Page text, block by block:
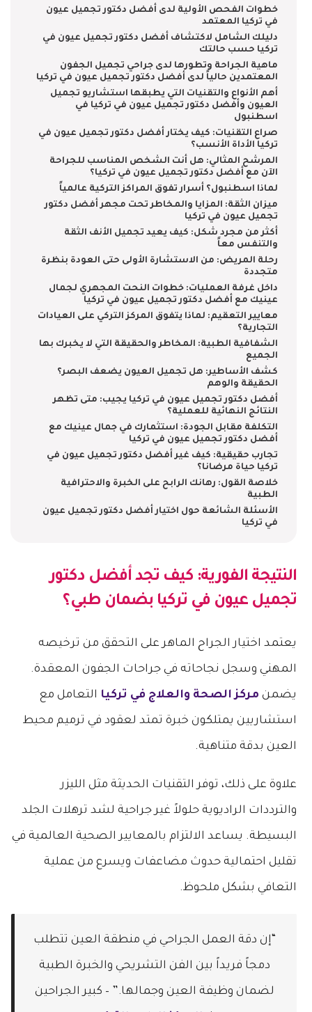
خطوات الفحص الأولية لدى أفضل دكتور تجميل عيون
في تركيا المعتمد
دليلك الشامل لاكتشاف أفضل دكتور تجميل عيون في
تركيا حسب حالتك
ماهية الجراحة وتطورها لدى جراحي تجميل الجفون
المعتمدين حالياً لدى أفضل دكتور تجميل عيون في تركيا
أهم الأنواع والتقنيات التي يطبقها استشاريو تجميل
العيون وأفضل دكتور تجميل عيون في تركيا في
اسطنبول
صراع التقنيات: كيف يختار أفضل دكتور تجميل عيون في
تركيا الأداة الأنسب؟
المرشح المثالي: هل أنت الشخص المناسب للجراحة
الآن مع أفضل دكتور تجميل عيون في تركيا؟
لماذا اسطنبول؟ أسرار تفوق المراكز التركية عالمياً
ميزان الثقة: المزايا والمخاطر تحت مجهر أفضل دكتور
تجميل عيون في تركيا
أكثر من مجرد شكل: كيف يعيد تجميل الأنف الثقة
والتنفس معاً
رحلة المريض: من الاستشارة الأولى حتى العودة بنظرة
متجددة
داخل غرفة العمليات: خطوات النحت المجهري لجمال
عينيك مع أفضل دكتور تجميل عيون في تركيا
معايير التعقيم: لماذا يتفوق المركز التركي على العيادات
التجارية؟
الشفافية الطبية: المخاطر والحقيقة التي لا يخبرك بها
الجميع
كشف الأساطير: هل تجميل العيون يضعف البصر؟
الحقيقة والوهم
أفضل دكتور تجميل عيون في تركيا يجيب: متى تظهر
النتائج النهائية للعملية؟
التكلفة مقابل الجودة: استثمارك في جمال عينيك مع
أفضل دكتور تجميل عيون في تركيا
تجارب حقيقية: كيف غير أفضل دكتور تجميل عيون في
تركيا حياة مرضانا؟
خلاصة القول: رهانك الرابح على الخبرة والاحترافية
الطبية
الأسئلة الشائعة حول اختيار أفضل دكتور تجميل عيون
في تركيا
النتيجة الفورية: كيف تجد أفضل دكتور
تجميل عيون في تركيا بضمان طبي؟
يعتمد اختيار الجراح الماهر على التحقق من ترخيصه
المهني وسجل نجاحاته في جراحات الجفون المعقدة.
يضمن مركز الصحة والعلاج في تركيا التعامل مع
استشاريين يمتلكون خبرة تمتد لعقود في ترميم محيط
العين بدقة متناهية.
علاوة على ذلك، توفر التقنيات الحديثة مثل الليزر
والترددات الراديوية حلولاً غير جراحية لشد ترهلات الجلد
البسيطة. يساعد الالتزام بالمعايير الصحية العالمية في
تقليل احتمالية حدوث مضاعفات ويسرع من عملية
التعافي بشكل ملحوظ.
“إن دقة العمل الجراحي في منطقة العين تتطلب
دمجاً فريداً بين الفن التشريحي والخبرة الطبية
لضمان وظيفة العين وجمالها.” – كبير الجراحين